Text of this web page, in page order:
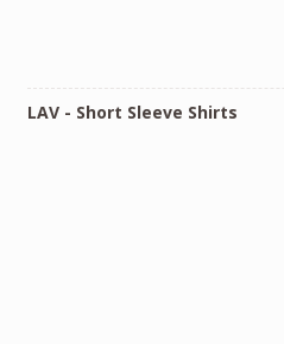
LAV - Short Sleeve Shirts